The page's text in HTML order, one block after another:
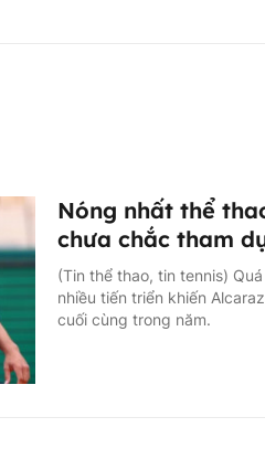
Nóng nhất thể
chưa chắc tham
(Tin thể thao, tin tennis)
nhiều tiến triển khiến
cuối cùng trong năm.